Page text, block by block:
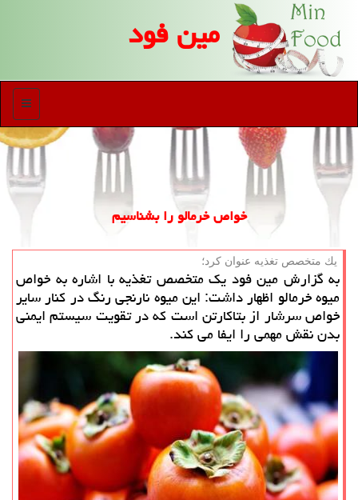
مین فود
منو
خواص خرمالو را بشناسیم
یك متخصص تغذیه عنوان كرد؛
به گزارش مین فود یك متخصص تغذیه با اشاره به خواص
میوه خرمالو اظهار داشت: این میوه نارنجی رنگ در كنار سایر
خواص سرشار از بتاكارتن است كه در تقویت سیستم ایمنی
بدن نقش مهمی را ایفا می كند.